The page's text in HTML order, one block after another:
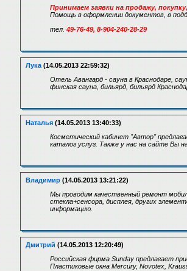
Принимаем заявки на продажу,
Помощь в оформлении документов, в
тел. 49-76-49, 8-904-240-28-29
Лука (14.05.2013 22:59:32)
Отель Авангард - сауна в Краснодаре,
финская сауна, бильярд, бильярд
Наталья (14.05.2013 13:40:33)
Косметический кабинет "Автор"
каталог услуг. Также у нас на сайте Вы
Владимир (14.05.2013 13:21:22)
Мы проводим качественный ремонт
стекла+сенсора, дисплея, других
информацию.
Дмитрий (14.05.2013 12:20:49)
Российская фирма Sunday предлагает
Пластиковые окна Mercury, Novotex,